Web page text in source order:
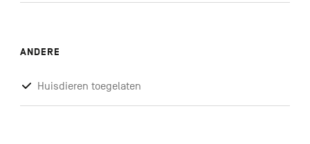
ANDERE
Huisdieren toegelaten